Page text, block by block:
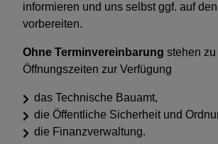
informieren und uns selbst ggf. auf
vorbereiten.
Ohne Terminvereinbarung stehen zu
Öffnungszeiten zur Verfügung
das Technische Bauamt,
die Öffentliche Sicherheit und
die Finanzverwaltung.